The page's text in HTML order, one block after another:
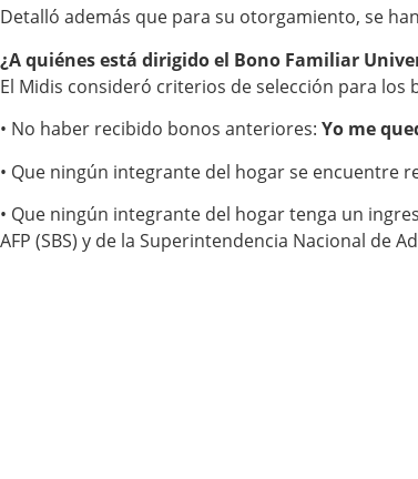
Detalló además que para su otorgamiento, se
¿A quiénes está dirigido el Bono Familiar
El Midis consideró criterios de selección para
• No haber recibido bonos anteriores: Yo me
• Que ningún integrante del hogar se encuentre
• Que ningún integrante del hogar tenga un
AFP (SBS) y de la Superintendencia Nacional de